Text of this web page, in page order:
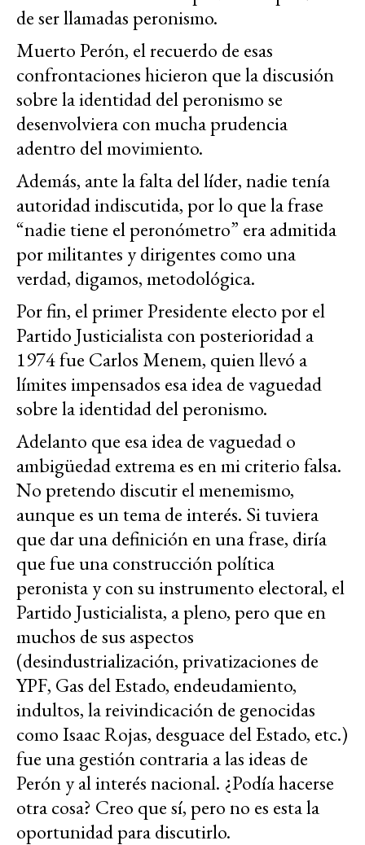
de ser llamadas peronismo.
Muerto Perón, el recuerdo de esas
confrontaciones hicieron que la discusión
sobre la identidad del peronismo se
desenvolviera con mucha prudencia
adentro del movimiento.
Además, ante la falta del líder, nadie tenía
autoridad indiscutida, por lo que la frase
“nadie tiene el peronómetro” era admitida
por militantes y dirigentes como una
verdad, digamos, metodológica.
Por fin, el primer Presidente electo por el
Partido Justicialista con posterioridad a
1974 fue Carlos Menem, quien llevó a
límites impensados esa idea de vaguedad
sobre la identidad del peronismo.
Adelanto que esa idea de vaguedad o
ambigüedad extrema es en mi criterio falsa.
No pretendo discutir el menemismo,
aunque es un tema de interés. Si tuviera
que dar una definición en una frase, diría
que fue una construcción política
peronista y con su instrumento electoral, el
Partido Justicialista, a pleno, pero que en
muchos de sus aspectos
(desindustrialización, privatizaciones de
YPF, Gas del Estado, endeudamiento,
indultos, la reivindicación de genocidas
como Isaac Rojas, desguace del Estado, etc.)
fue una gestión contraria a las ideas de
Perón y al interés nacional. ¿Podía hacerse
otra cosa? Creo que sí, pero no es esta la
oportunidad para discutirlo.